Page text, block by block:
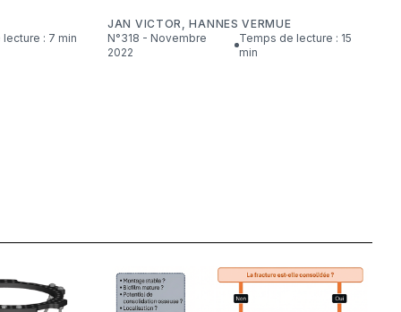
lecture : 7 min
JAN VICTOR ,HANNES VERMUE
N°318 - Novembre
2022
Temps de lecture : 15
min